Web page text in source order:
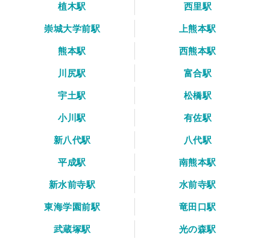
植木駅
西里駅
崇城大学前駅
上熊本駅
熊本駅
西熊本駅
川尻駅
富合駅
宇土駅
松橋駅
小川駅
有佐駅
新八代駅
八代駅
平成駅
南熊本駅
新水前寺駅
水前寺駅
東海学園前駅
竜田口駅
武蔵塚駅
光の森駅